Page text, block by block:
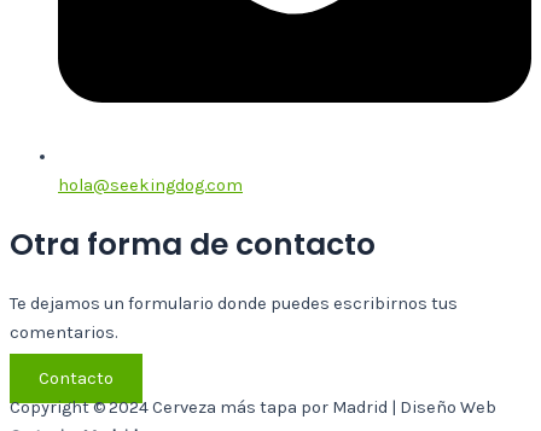
hola@seekingdog.com
Otra forma de contacto
Te dejamos un formulario donde puedes escribirnos tus
comentarios.
Contacto
Copyright © 2024 Cerveza más tapa por Madrid | Diseño Web